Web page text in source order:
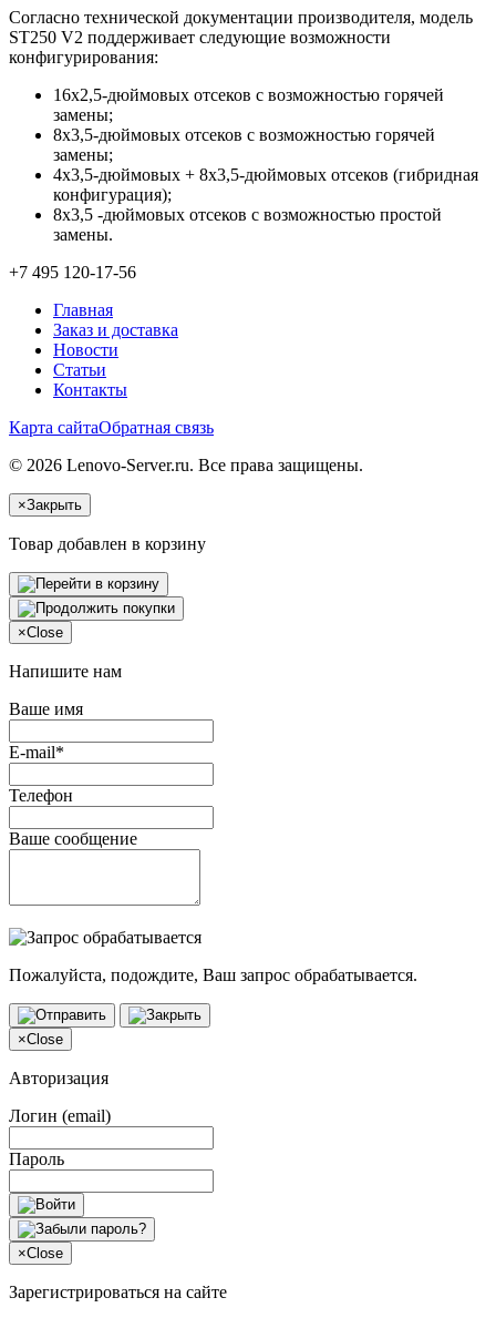
Согласно технической документации производителя, модель
ST250 V2 поддерживает следующие возможности
конфигурирования:
16х2,5-дюймовых отсеков с возможностью горячей
замены;
8х3,5-дюймовых отсеков с возможностью горячей
замены;
4х3,5-дюймовых + 8х3,5-дюймовых отсеков (гибридная
конфигурация);
8х3,5 -дюймовых отсеков с возможностью простой
замены.
+7 495 120-17-56
Главная
Заказ и доставка
Новости
Статьи
Контакты
Карта сайтаОбратная связь
© 2026 Lenovo-Server.ru. Все права защищены.
×Закрыть
Товар добавлен в корзину
×Close
Напишите нам
Ваше имя
E-mail*
Телефон
Ваше сообщение
Пожалуйста, подождите, Ваш запрос обрабатывается.
×Close
Авторизация
Логин (email)
Пароль
×Close
Зарегистрироваться на сайте